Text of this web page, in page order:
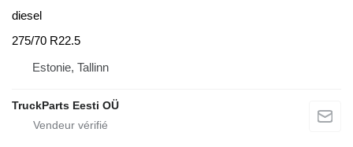
diesel
275/70 R22.5
Estonie, Tallinn
TruckParts Eesti OÜ